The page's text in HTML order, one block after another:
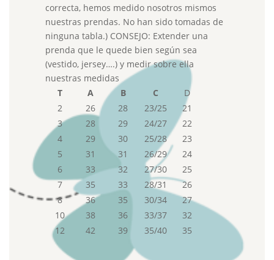
correcta, hemos medido nosotros mismos
nuestras prendas. No han sido tomadas de
ninguna tabla.) CONSEJO: Extender una
prenda que le quede bien según sea
(vestido, jersey….) y medir sobre ella
nuestras medidas
T
A B C
D
2
26 28 23/25
21
3
28 29 24/27
22
4
29 30 25/28
23
5
31 31 26/29
24
6
33 32 27/30
25
7
35 33 28/31
26
8
36 35 30/34
27
10
38 36 33/37
32
12
42 39 35/40 35